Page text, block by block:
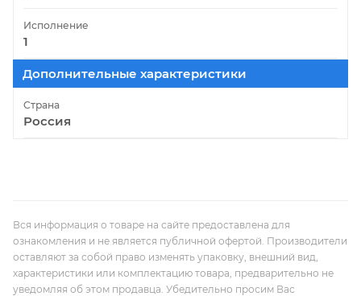
Исполнение
1
Дополнительные характеристики
Страна
Россия
Вся информация о товаре на сайте предоставлена для
ознакомления и не является публичной офертой. Производители
оставляют за собой право изменять упаковку, внешний вид,
характеристики или комплектацию товара, предварительно не
уведомляя об этом продавца. Убедительно просим Вас